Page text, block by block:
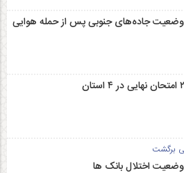
جاده‌های جنوبی پس از حمله هوایی
برگشت
اختلال بانک ها